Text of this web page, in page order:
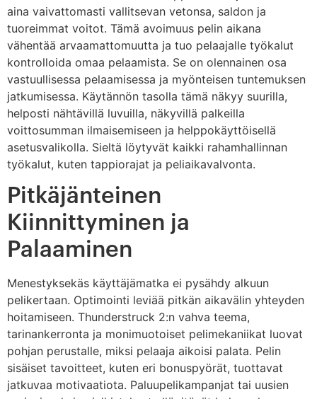
aina vaivattomasti vallitsevan vetonsa, saldon ja
tuoreimmat voitot. Tämä avoimuus pelin aikana
vähentää arvaamattomuutta ja tuo pelaajalle työkalut
kontrolloida omaa pelaamista. Se on olennainen osa
vastuullisessa pelaamisessa ja myönteisen tuntemuksen
jatkumisessa. Käytännön tasolla tämä näkyy suurilla,
helposti nähtävillä luvuilla, näkyvillä palkeilla
voittosumman ilmaisemiseen ja helppokäyttöisellä
asetusvalikolla. Sieltä löytyvät kaikki rahamhallinnan
työkalut, kuten tappiorajat ja peliaikavalvonta.
Pitkäjänteinen
Kiinnittyminen ja
Palaaminen
Menestyksekäs käyttäjämatka ei pysähdy alkuun
pelikertaan. Optimointi leviää pitkän aikavälin yhteyden
hoitamiseen. Thunderstruck 2:n vahva teema,
tarinankerronta ja monimuotoiset pelimekaniikat luovat
pohjan perustalle, miksi pelaaja aikoisi palata. Pelin
sisäiset tavoitteet, kuten eri bonuspyörät, tuottavat
jatkuvaa motivaatiota. Paluupelikampanjat tai uusien